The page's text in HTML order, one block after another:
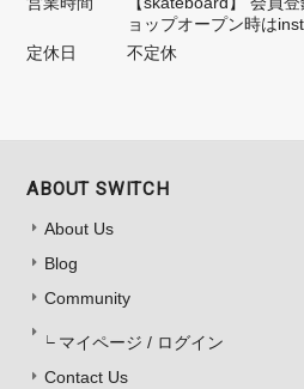
ョップオープン時は
定休日
不定休
ABOUT SWITCH
About Us
Blog
Community
マイページ / ログイン
Contact Us